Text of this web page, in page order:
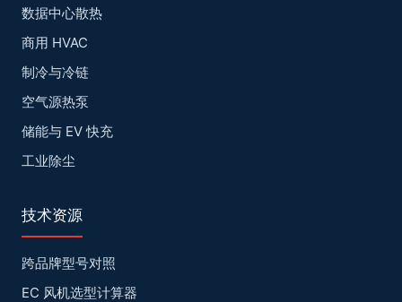
数据中心散热
商用 HVAC
制冷与冷链
空气源热泵
储能与 EV 快充
工业除尘
技术资源
跨品牌型号对照
EC 风机选型计算器